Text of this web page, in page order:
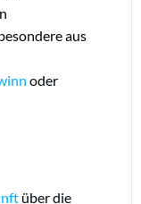
aus
oder
über die